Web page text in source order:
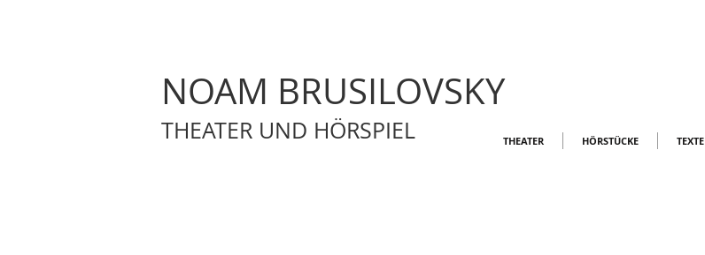
NOAM BRUSILOVSKY
THEATER UND HÖRSPIEL THEATER HÖRSTÜCKE TEXTE